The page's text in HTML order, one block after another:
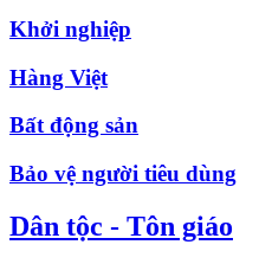
Khởi nghiệp
Hàng Việt
Bất động sản
Bảo vệ người tiêu dùng
Dân tộc - Tôn giáo